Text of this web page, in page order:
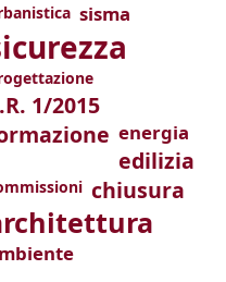
sisma
1/2015
energia
edilizia
chiusura